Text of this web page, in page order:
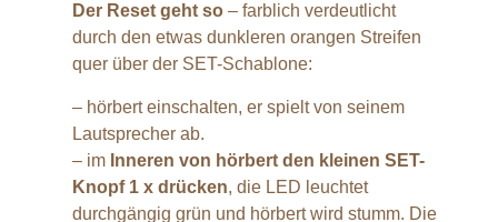
Der Reset geht so – farblich verdeutlicht
durch den etwas dunkleren orangen Streifen
quer über der SET-Schablone:
– hörbert einschalten, er spielt von seinem
Lautsprecher ab.
– im Inneren von hörbert den kleinen SET-
Knopf 1 x drücken, die LED leuchtet
durchgängig grün und hörbert wird stumm. Die